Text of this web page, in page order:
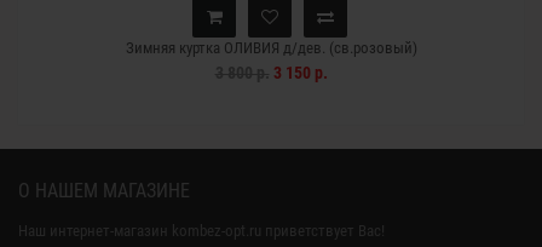
Зимняя куртка ОЛИВИЯ д/дев. (св.розовый)
3 150 р.
О НАШЕМ МАГАЗИНЕ
Наш интернет-магазин kombez-opt.ru приветствует Вас!